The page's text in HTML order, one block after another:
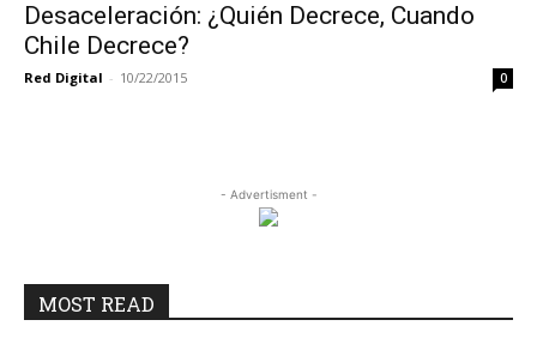
Desaceleración: ¿Quién Decrece, Cuando
Chile Decrece?
Red Digital - 10/22/2015 0
- Advertisment -
MOST READ